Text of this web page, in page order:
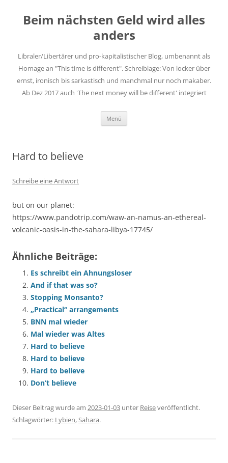
springen
Beim nächsten Geld wird alles
anders
Libraler/Libertärer und pro-kapitalistischer Blog, umbenannt als
Homage an "This time is different". Schreiblage: Von locker über
ernst, ironisch bis sarkastisch und manchmal nur noch makaber.
Ab Dez 2017 auch 'The next money will be different' integriert
Menü
Hard to believe
Schreibe eine Antwort
but on our planet:
https://www.pandotrip.com/waw-an-namus-an-ethereal-
volcanic-oasis-in-the-sahara-libya-17745/
Ähnliche Beiträge:
Es schreibt ein Ahnungsloser
And if that was so?
Stopping Monsanto?
„Practical“ arrangements
BNN mal wieder
Mal wieder was Altes
Hard to believe
Hard to believe
Hard to believe
Don’t believe
Dieser Beitrag wurde am 2023-01-03 unter Reiseveröffentlicht.
Schlagwörter: Lybien,Sahara.